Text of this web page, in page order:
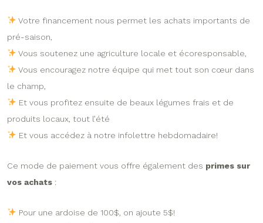
Votre financement nous permet les achats importants de
pré-saison,
Vous soutenez une agriculture locale et écoresponsable,
Vous encouragez notre équipe qui met tout son cœur dans
le champ,
Et vous profitez ensuite de beaux légumes frais et de
produits locaux, tout l’été
Et vous accédez à notre infolettre hebdomadaire!
Ce mode de paiement vous offre également des primes sur
vos achats :
Pour une ardoise de 100$, on ajoute 5$!